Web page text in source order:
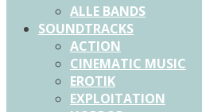
ALLE BANDS
SOUNDTRACKS
ACTION
CINEMATIC MUSIC
EROTIK
EXPLOITATION